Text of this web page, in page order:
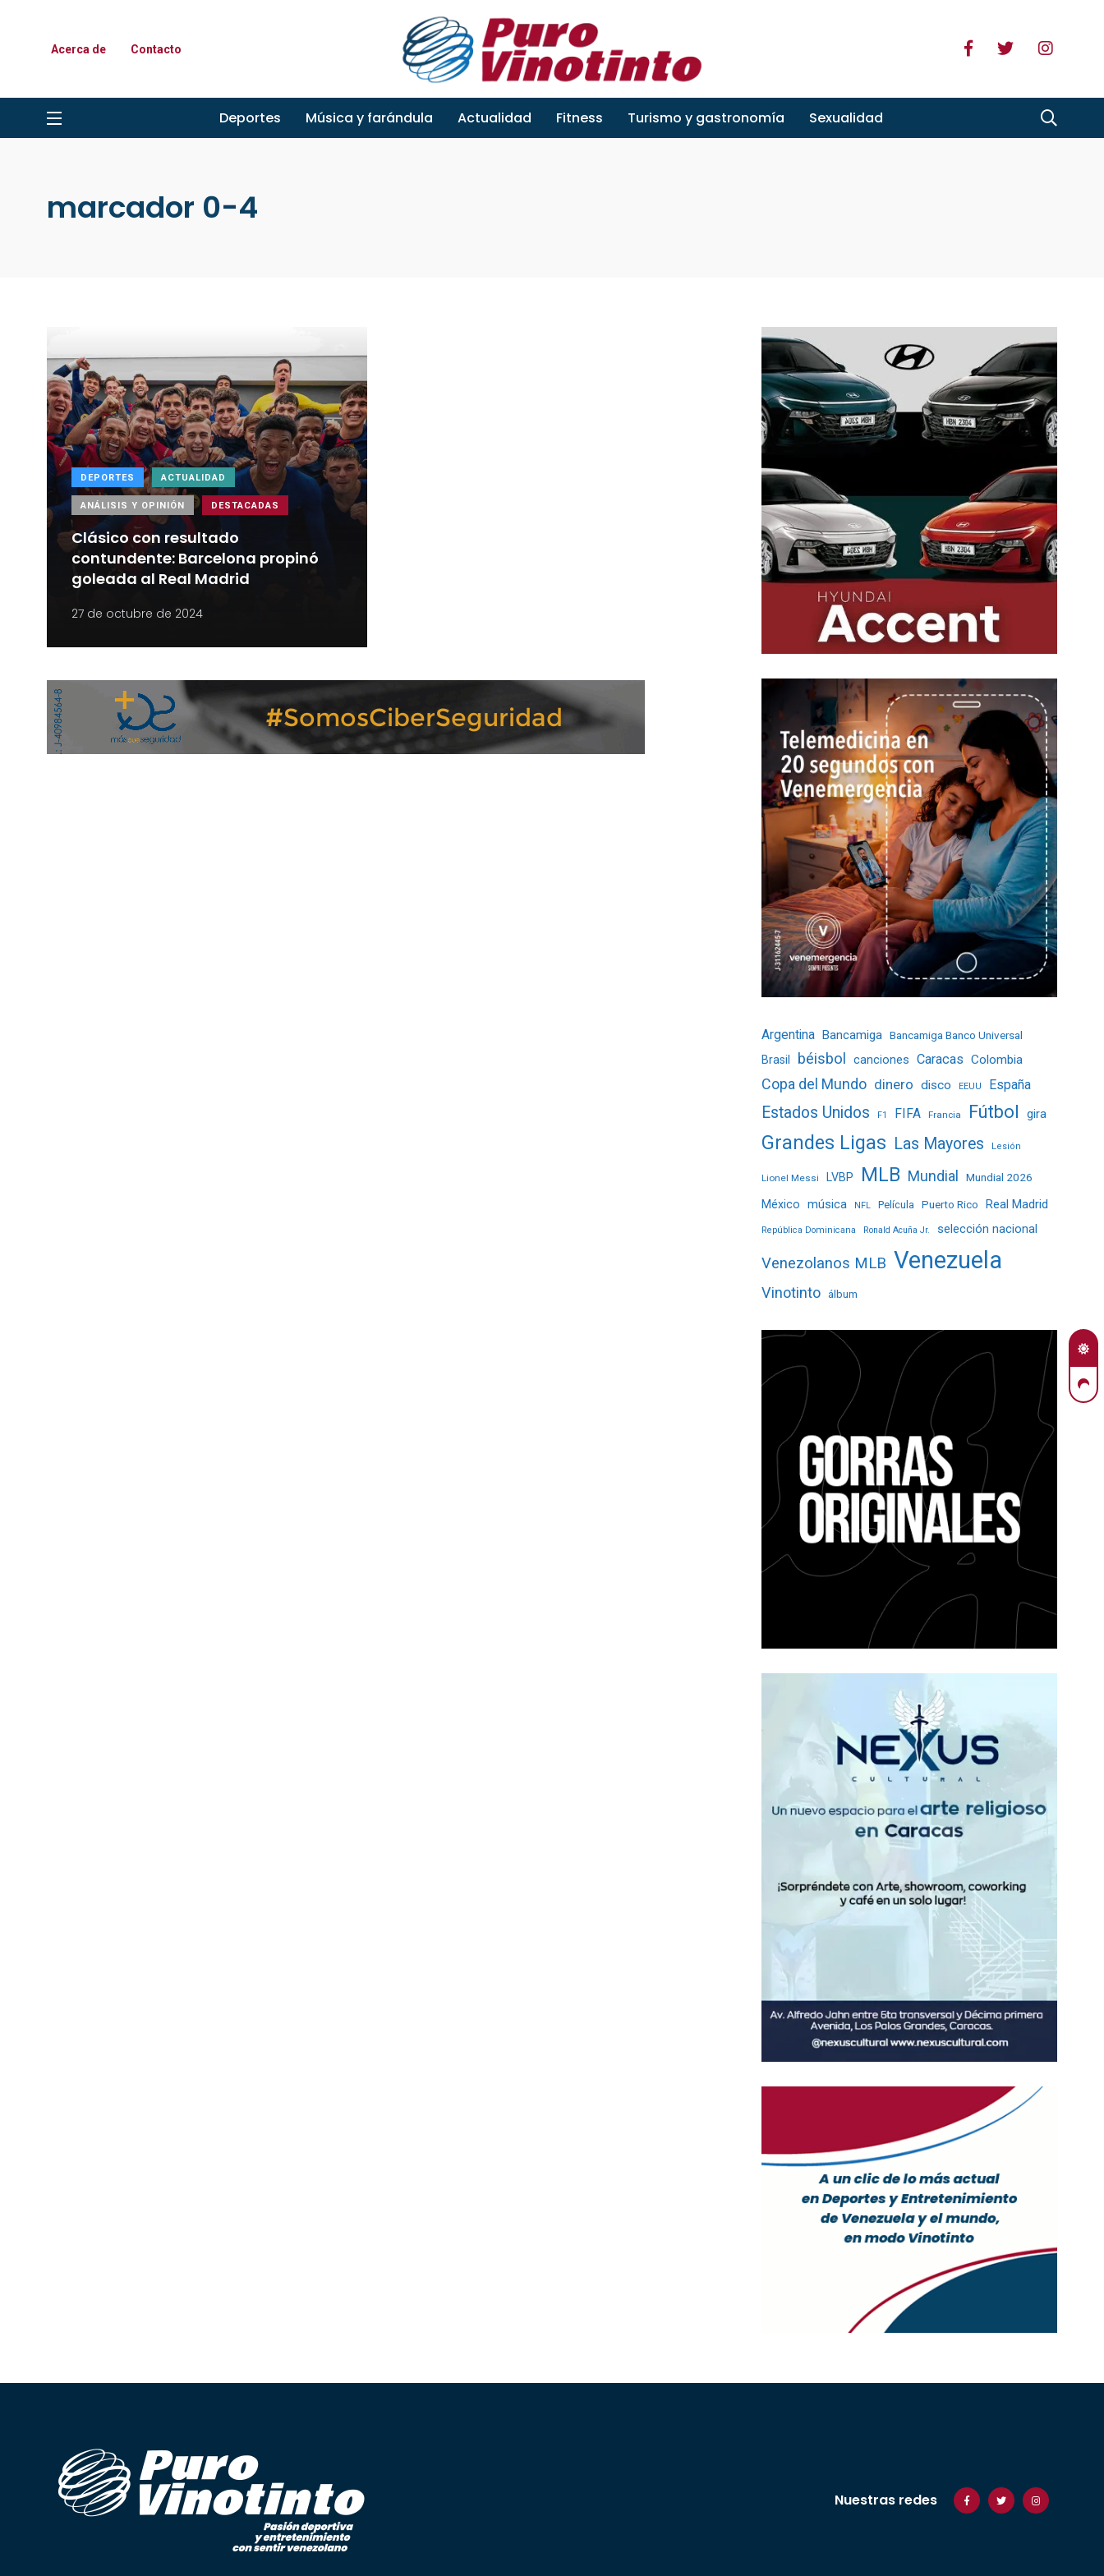
Acerca de Contacto
Deportes Música y farándula Actualidad Fitness Turismo y gastronomía Sexualidad
marcador 0-4
DEPORTES ACTUALIDAD
ANÁLISIS Y OPINIÓN DESTACADAS
Clásico con resultado
contundente: Barcelona propinó
goleada al Real Madrid
27 de octubre de 2024
Argentina Bancamiga Bancamiga Banco Universal
Brasil
béisbol canciones Caracas Colombia
Copa del Mundo dinero disco EEUU España
Estados Unidos F1 FIFA Francia Fútbol gira
Grandes Ligas Las Mayores Lesión
Lionel Messi LVBP MLB Mundial Mundial 2026
México música NFL Película Puerto Rico Real Madrid
República Dominicana Ronald Acuña Jr. selección nacional
Venezolanos MLB Venezuela
Vinotinto álbum
Nuestras redes